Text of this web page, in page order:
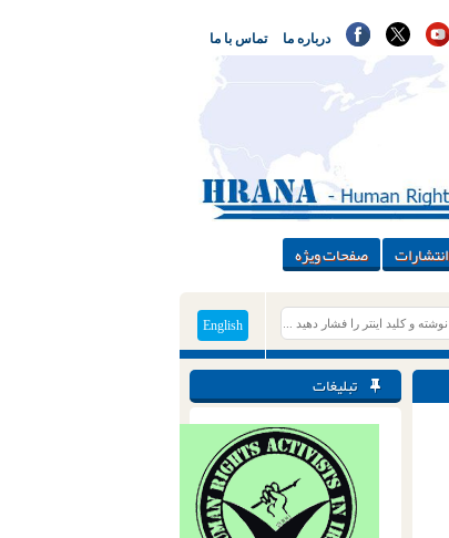
تماس با ما درباره ما
انتشارات صفحات ویژه
English
تبلیغات